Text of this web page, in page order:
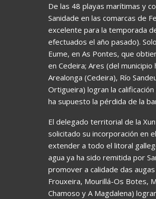
De las 48 playas marítimas y
Sanidade en las comarcas de
excelente para la temporada
efectuados el año pasado).
Eume, en As Pontes, que
en Cedeira; Ares (del
Arealonga (Cedeira), Río
Ortigueira) logran la
ha supuesto la pérdida de la
El delegado territorial de la
solicitado su incorporación en
extender a todo el litoral
agua ya ha sido remitida por
promover a calidade das
Frouxeira, Mourillá-Os Botes,
Chamoso y A Magdalena)